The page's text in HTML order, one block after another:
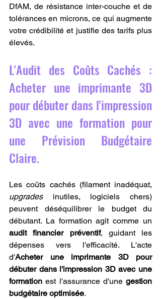
DfAM, de résistance inter-couche et de
tolérances en microns, ce qui augmente
votre crédibilité et justifie des tarifs plus
élevés.
L'Audit des Coûts Cachés :
Acheter une imprimante 3D
pour débuter dans l'impression
3D avec une formation pour
une Prévision Budgétaire
Claire.
upgrades inutiles, logiciels chers)
peuvent déséquilibrer le budget du
audit financier préventif, guidant les
dépenses vers l'efficacité. L'acte
d'Acheter une imprimante 3D pour
débuter dans l'impression 3D avec une
formation est l'assurance d'une gestion
budgétaire optimisée.